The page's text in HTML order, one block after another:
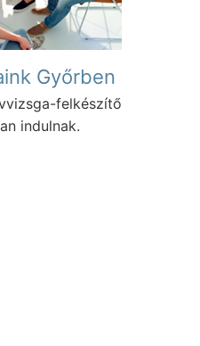
Győrben
felkészítő
indulnak.